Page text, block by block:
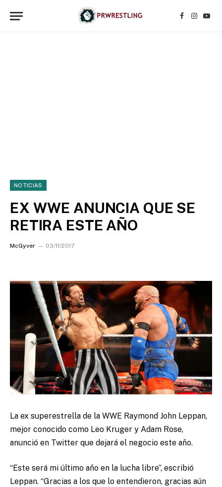
Facebook
NOTICIAS
EX WWE ANUNCIA QUE SE
RETIRA ESTE AÑO
McGyver 03/11/2017
La ex superestrella de la WWE Raymond John Leppan,
mejor conocido como Leo Kruger y Adam Rose,
anunció en Twitter que dejará el negocio este año.
“Este será mi último año en la lucha libre”, escribió
Leppan. “Gracias a los que lo entendieron, gracias aún